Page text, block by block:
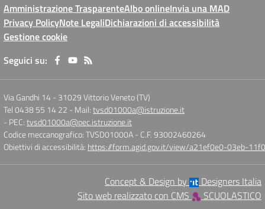
Amministrazione TrasparenteAlbo onlineInvia una MAD
Privacy PolicyNote LegaliDichiarazioni di accessibilità
Gestione cookie
Seguici su:
Via Gandhi 14 - 31029 Vittorio Veneto (TV)
Tel 0438 55 14 22 - Mail:tvsd01000a@istruzione.it
- PEC:tvsd01000a@pec.istruzione.it
Codice meccanografico: TVSD01000A- C.F. 93002460264
Obiettivi di accessibilità: https://form.agid.gov.it/view/a21ef0e0-03eb-
Concept & Design by
Designers Italia
Sito web realizzato con CMS
SCUOLASTICO